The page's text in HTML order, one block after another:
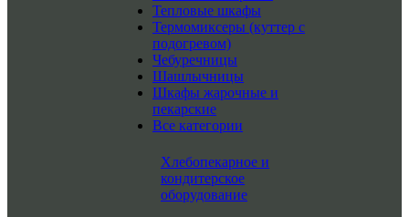
Тепловые шкафы
Термомиксеры (куттер с
подогревом)
Чебуречницы
Шашлычницы
Шкафы жарочные и
пекарские
Все категории
Хлебопекарное и
кондитерское
оборудование